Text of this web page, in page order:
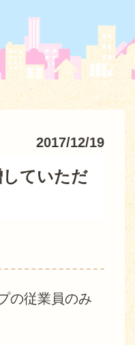
2017/12/19
ていただ
の従業員のみ